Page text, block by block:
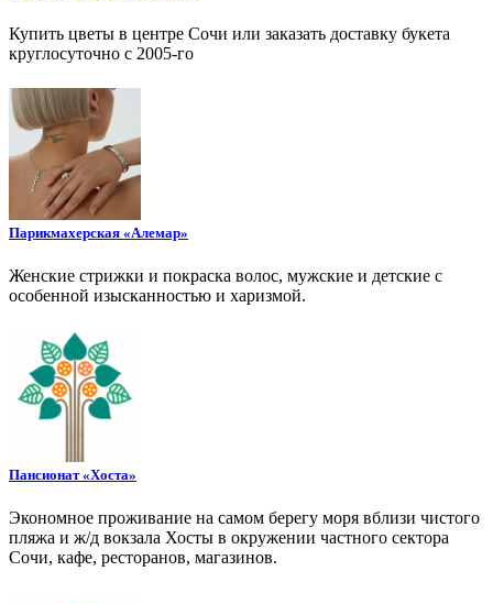
Купить цветы в центре Сочи или заказать доставку букета
круглосуточно с 2005-го
Парикмахерская «Алемар»
Женские стрижки и покраска волос, мужские и детские с
особенной изысканностью и харизмой.
Пансионат «Хоста»
Экономное проживание на самом берегу моря вблизи чистого
пляжа и ж/д вокзала Хосты в окружении частного сектора
Сочи, кафе, ресторанов, магазинов.